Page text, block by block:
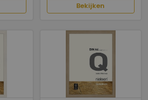
Bekijken